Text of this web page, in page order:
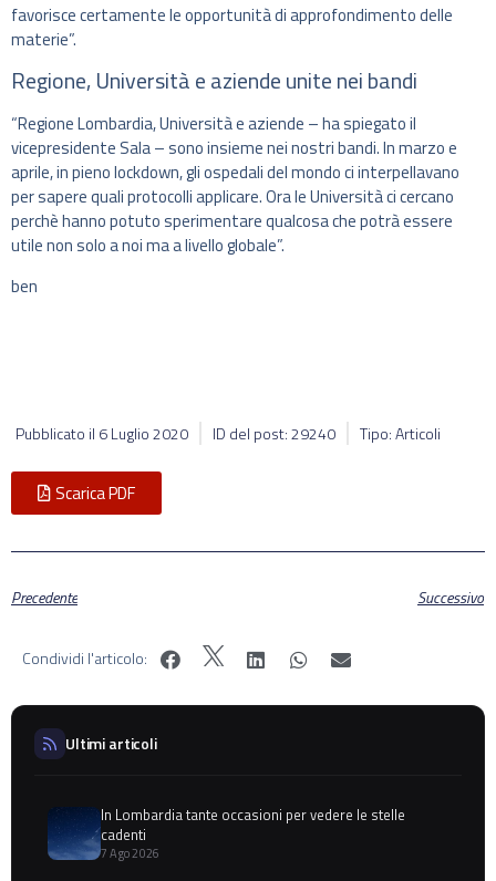
favorisce certamente le opportunità di approfondimento delle
materie”.
Regione, Università e aziende unite nei bandi
“Regione Lombardia, Università e aziende – ha spiegato il
vicepresidente Sala – sono insieme nei nostri bandi. In marzo e
aprile, in pieno lockdown, gli ospedali del mondo ci interpellavano
per sapere quali protocolli applicare. Ora le Università ci cercano
perchè hanno potuto sperimentare qualcosa che potrà essere
utile non solo a noi ma a livello globale”.
ben
Pubblicato il 6 Luglio 2020 ID del post: 29240 Tipo: Articoli
Scarica PDF
Precedente Successivo
Condividi l'articolo:
Ultimi articoli
In Lombardia tante occasioni per vedere le stelle
cadenti
7 Ago 2026